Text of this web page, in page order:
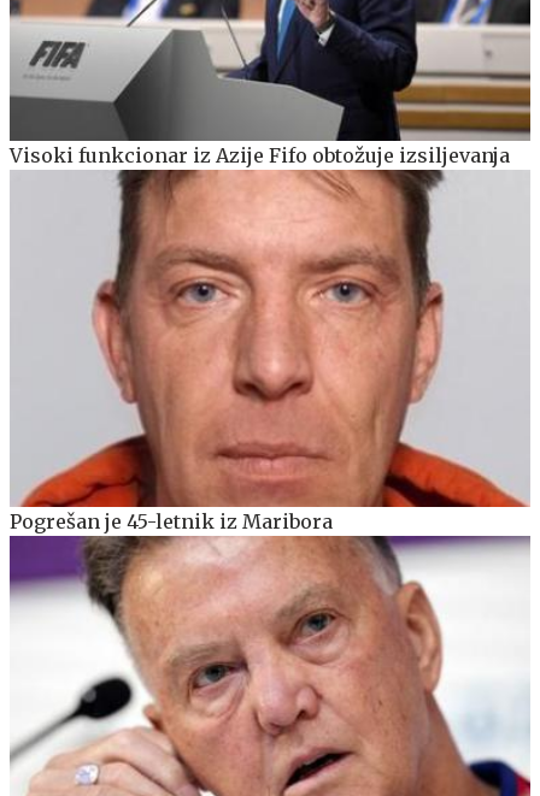
Visoki funkcionar iz Azije Fifo obtožuje izsiljevanja
Pogrešan je 45-letnik iz Maribora